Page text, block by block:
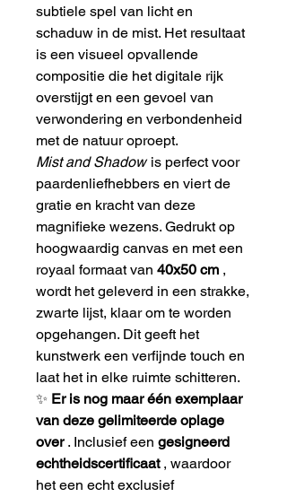
subtiele spel van licht en
schaduw in de mist. Het resultaat
is een visueel opvallende
compositie die het digitale rijk
overstijgt en een gevoel van
verwondering en verbondenheid
met de natuur oproept.
Mist and Shadowis perfect voor
paardenliefhebbers en viert de
gratie en kracht van deze
magnifieke wezens. Gedrukt op
hoogwaardig canvas en met een
royaal formaat van 40x50 cm ,
wordt het geleverd in een strakke,
zwarte lijst, klaar om te worden
opgehangen. Dit geeft het
kunstwerk een verfijnde touch en
laat het in elke ruimte schitteren.
✨ Er is nog maar één exemplaar
van deze gelimiteerde oplage
over. Inclusief een gesigneerd
echtheidscertificaat, waardoor
het een echt exclusief